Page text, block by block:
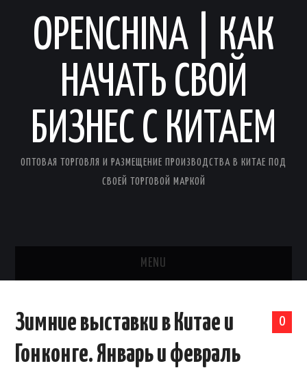
OPENCHINA | КАК
НАЧАТЬ СВОЙ
БИЗНЕС С КИТАЕМ
ОПТОВАЯ ТОРГОВЛЯ И РАЗМЕЩЕНИЕ ПРОИЗВОДСТВА В КИТАЕ ПОД
СВОЕЙ ТОРГОВОЙ МАРКОЙ
MENU
КАЛЕНДАРЬ ВЫСТАВОК В КИТАЕ
0
Зимние выставки в Китае и
Гонконге. Январь и февраль